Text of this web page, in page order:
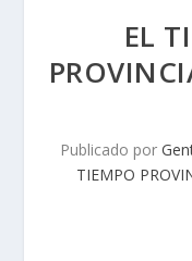
EL
Publicado por
TIEMPO